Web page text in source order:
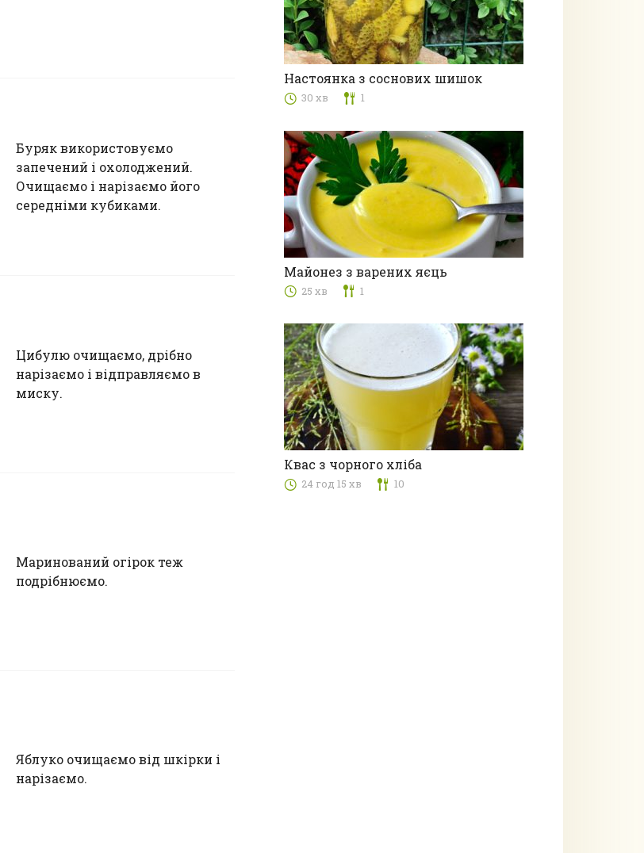
Буряк використовуємо
запечений і охолоджений.
Очищаємо і нарізаємо його
середніми кубиками.
Цибулю очищаємо, дрібно
нарізаємо і відправляємо в
миску.
Маринований огірок теж
подрібнюємо.
Яблуко очищаємо від шкірки і
нарізаємо.
Напої
Настоянка з соснових шишок
30 хв 1
Соуси
Майонез з варених яєць
25 хв 1
Напої
Квас з чорного хліба
24 год 15 хв 10